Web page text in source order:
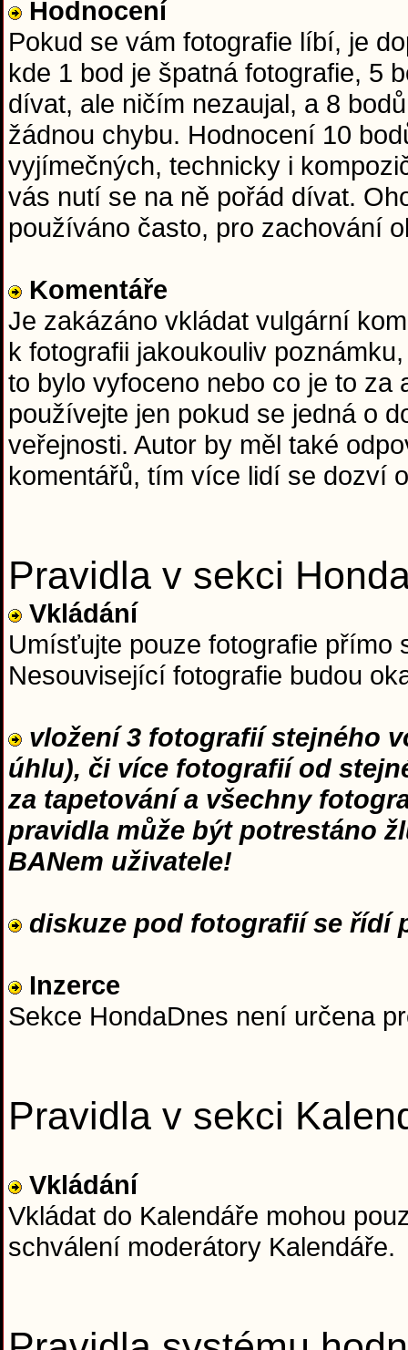
Hodnocení
Pokud se vám fotografie líbí, je
kde 1 bod je špatná fotografie, 5
dívat, ale ničím nezaujal, a 8
žádnou chybu. Hodnocení 10
vyjímečných, technicky i
vás nutí se na ně pořád dívat.
používáno často, pro zachování
Komentáře
Je zakázáno vkládat vulgární
k fotografii jakoukouliv
to bylo vyfoceno nebo co je to za
používejte jen pokud se jedná o
veřejnosti. Autor by měl také
komentářů, tím více lidí se dozví
Pravidla v sekci
Vkládání
Umísťujte pouze fotografie přímo
Nesouvisející fotografie budou
vložení 3 fotografií stejného
úhlu), či více fotografií od
za tapetování a všechny
pravidla může být potrestáno
BANem uživatele!
diskuze pod fotografií se řídí
Inzerce
Sekce HondaDnes není určena
Pravidla v sekci
Vkládání
Vkládat do Kalendáře mohou
schválení moderátory Kalendáře.